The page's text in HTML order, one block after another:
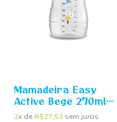
Mamadeira Easy
Active Bege 270ml
(2m+) - MAM
2x de R$27,53 sem juros